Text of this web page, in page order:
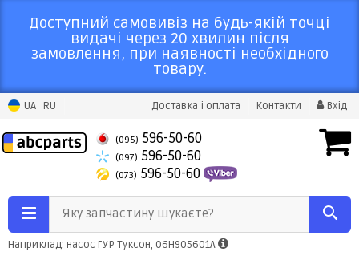
Доступний самовивіз на будь-якій точці
видачі через 20 хвилин після
замовлення, при наявності необхідного
товару.
UA RU Доставка і оплата Контакти Вхід
(095) 596-50-60
(097) 596-50-60
(073) 596-50-60
Яку запчастину шукаєте?
Наприклад: насос ГУР Туксон, 06H905601A